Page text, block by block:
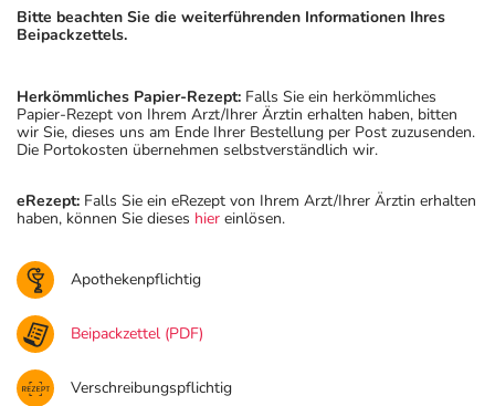
Bitte beachten Sie die weiterführenden Informationen Ihres
Beipackzettels.
Herkömmliches Papier-Rezept: Falls Sie ein herkömmliches
Papier-Rezept von Ihrem Arzt/Ihrer Ärztin erhalten haben, bitten
wir Sie, dieses uns am Ende Ihrer Bestellung per Post zuzusenden.
Die Portokosten übernehmen selbstverständlich wir.
eRezept: Falls Sie ein eRezept von Ihrem Arzt/Ihrer Ärztin erhalten
haben, können Sie dieses hier einlösen.
Apothekenpflichtig
Beipackzettel (PDF)
Verschreibungspflichtig